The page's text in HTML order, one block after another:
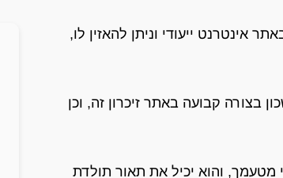
אינטרנט ייעודי וניתן להאזין לו,
עבורך הסכת של 10-15 דקות שישכון בצורה קבועה באתר זיכרון זה, וכן
מטעמך, והוא יכיל את תאור תולדת